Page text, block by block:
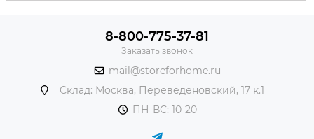
8-800-775-37-81
Заказать звонок
mail@storeforhome.ru
Склад: Москва, Переведеновский, 17 к.1
ПН-ВС: 10-20